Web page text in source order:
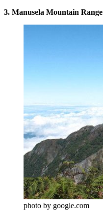
3. Manusela Mountain Range
photo by google.com